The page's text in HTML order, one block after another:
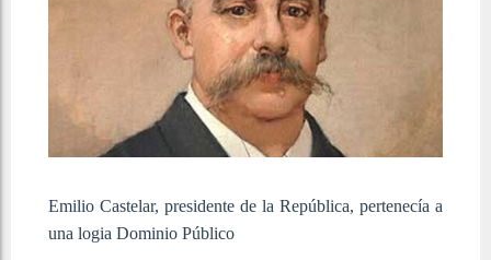
Emilio Castelar, presidente de la República, pertenecía a
una logia Dominio Público